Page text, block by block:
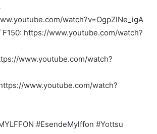
watch?v=OgpZINe_igA
F150: https://www.youtube.com/watch?
www.youtube.com/watch?
www.youtube.com/watch?
#EsendeMylffon #Yottsu